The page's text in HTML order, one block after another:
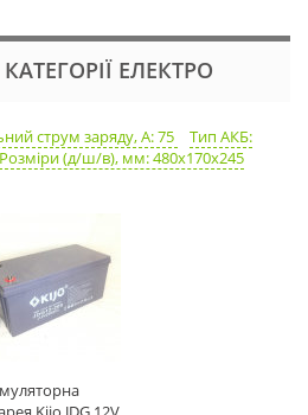
ЕЛЕКТРО
струм заряду, А: 75
Тип АКБ:
Розміри (д/ш/в), мм: 480х170х245